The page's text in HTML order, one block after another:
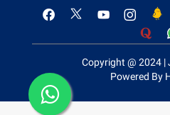
Copyright @ 2024 |
Powered By